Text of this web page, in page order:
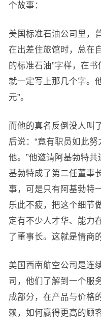
个故事：
美国标准石油公司里，
在出差住旅馆时，总在
的标准石油”字样，在书
就一定写上那几个字。
元”。
而他的真名反倒没人叫
后说：“竟有职员如此
他。”他邀请阿基勃特
基勃特成了第二任董事
事，可是只有阿基勃特
乐此不疲，把这个细节
定有不少人才华、能力
了董事长。这就是情商
美国西南航空公司是连
司，他们了解到一个服
成部分，在产品与价格
赖，如何赢得更高的顾